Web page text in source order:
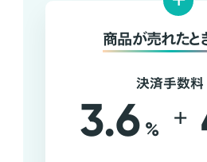
商品が売れたと
決済手数料
3.6 % +